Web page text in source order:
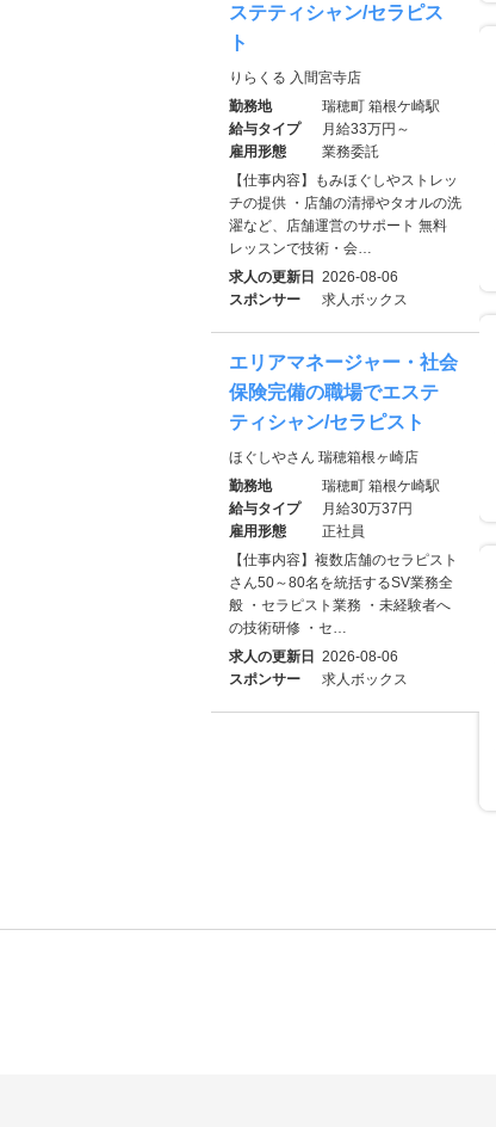
ステティシャン/セラピス
ト
りらくる 入間宮寺店
勤務地
瑞穂町 箱根ケ崎駅
給与タイプ
月給33万円～
雇用形態
業務委託
【仕事内容】もみほぐしやストレッ
チの提供 ・店舗の清掃やタオルの洗
濯など、店舗運営のサポート 無料
レッスンで技術・会…
求人の更新日 2026-08-06
スポンサー
求人ボックス
エリアマネージャー・社会
保険完備の職場でエステ
ティシャン/セラピスト
ほぐしやさん 瑞穂箱根ヶ崎店
勤務地
瑞穂町 箱根ケ崎駅
給与タイプ
月給30万37円
雇用形態
正社員
【仕事内容】複数店舗のセラピスト
さん50～80名を統括するSV業務全
般 ・セラピスト業務 ・未経験者へ
の技術研修 ・セ…
求人の更新日 2026-08-06
スポンサー
求人ボックス